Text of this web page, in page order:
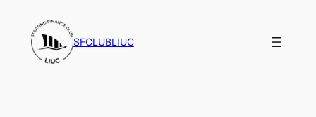
contenuto
SFCLUBLIUC